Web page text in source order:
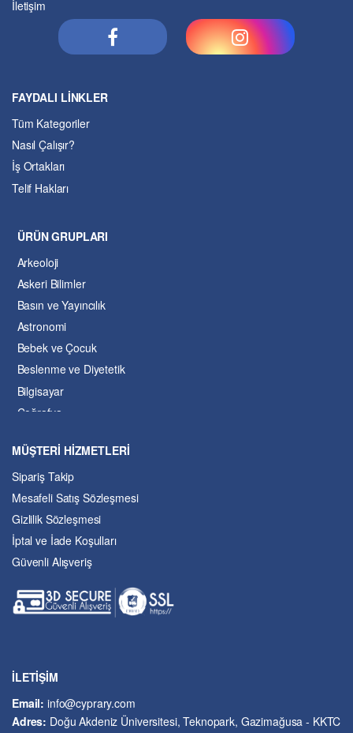
İletişim
FAYDALI LİNKLER
Tüm Kategoriler
Nasıl Çalışır?
İş Ortakları
Telif Hakları
ÜRÜN GRUPLARI
Arkeoloji
Askeri Bilimler
Basın ve Yayıncılık
Astronomi
Bebek ve Çocuk
Beslenme ve Diyetetik
Bilgisayar
Coğrafya
Dil ve Edebiyat
Eğitim
Ekonomi ve Finans
Enerji
Felsefe
Fen Bilimleri
Güzel Sanatlar
İşletme ve Yönetim
Kriminoloji ve Güvenlik
MÜŞTERİ HİZMETLERİ
Sipariş Takip
Mesafeli Satış Sözleşmesi
Gizlilik Sözleşmesi
İptal ve İade Koşulları
Güvenli Alışveriş
İLETİŞİM
Email:info@cyprary.com
Adres: Doğu Akdeniz Üniversitesi, Teknopark, Gazimağusa - KKTC